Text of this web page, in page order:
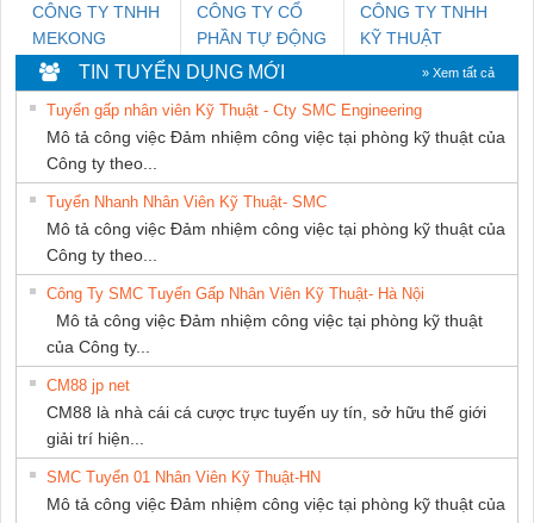
CÔNG TY TNHH
MEKONG
MARINE SUPPLY
CÔNG TY CỔ
PHẦN TỰ ĐỘNG
TIẾN HƯNG
CÔNG TY TNHH
KỸ THUẬT
KTECH VIỆT
NAM
TIN TUYỂN DỤNG MỚI » Xem tất cả
Tuyển gấp nhân viên Kỹ Thuật - Cty SMC Engineering
Mô tả công việc Đảm nhiệm công việc tại phòng kỹ thuật của
Công ty theo...
Tuyển Nhanh Nhân Viên Kỹ Thuật- SMC
Mô tả công việc Đảm nhiệm công việc tại phòng kỹ thuật của
Công ty theo...
Công Ty SMC Tuyển Gấp Nhân Viên Kỹ Thuật- Hà Nội
Mô tả công việc Đảm nhiệm công việc tại phòng kỹ thuật
của Công ty...
CM88 jp net
CM88 là nhà cái cá cược trực tuyến uy tín, sở hữu thế giới
giải trí hiện...
SMC Tuyển 01 Nhân Viên Kỹ Thuật-HN
Mô tả công việc Đảm nhiệm công việc tại phòng kỹ thuật của